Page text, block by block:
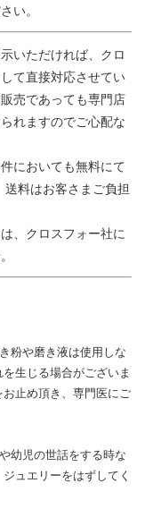
い。
いただければ、クロ
て直接対応させてい
売であっても専門店
れますのでご心配な
においても無料にて
料はお客さまご負担
、クロスフォー社に
粉や磨き液は使用しな
生じる場合がございま
止め頂き、専門医にご
幼児の世話をする時な
ュエリーをはずしてく